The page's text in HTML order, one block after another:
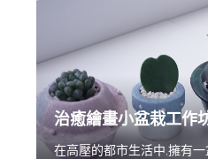
治癒繪畫小盆栽工作
在高壓的都市生活中,擁有